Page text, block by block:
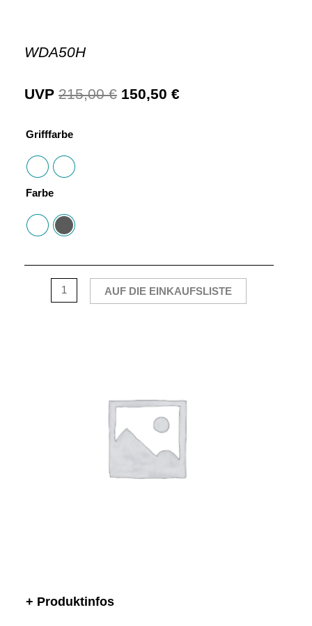
WDA50H
UVP 215,00€ 150,50 €
Grifffarbe
Farbe
AUF DIE EINKAUFSLISTE
+ Produktinfos